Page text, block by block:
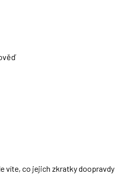
víte, co jejich zkratky doopravdy